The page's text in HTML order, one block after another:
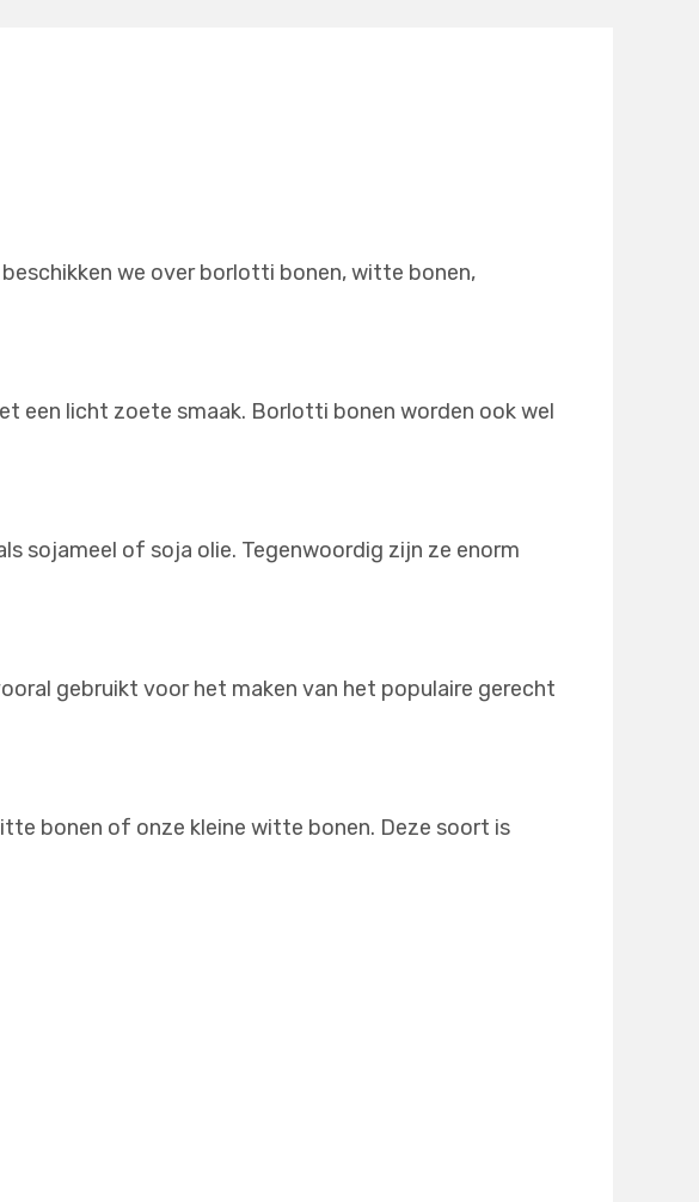
we over borlotti bonen, witte bonen,
een licht zoete smaak. Borlotti bonen worden ook wel
sojameel of soja olie. Tegenwoordig zijn ze enorm
gebruikt voor het maken van het populaire gerecht
bonen of onze kleine witte bonen. Deze soort is